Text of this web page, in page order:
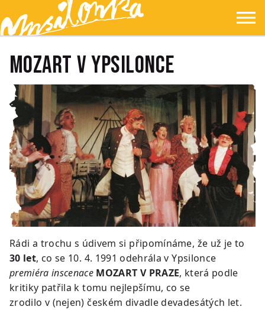
Přejít na hlavní obsah
Přejít na navigaci
Přejít na hledání
Ypsilonka ☰
MOZART V YPSILONCE
Rádi a trochu s údivem si připomínáme, že už je to
30 let, co se 10. 4. 1991 odehrála v Ypsilonce
premiéra inscenace MOZART V PRAZE, která podle
kritiky patřila k tomu nejlepšímu, co se
zrodilo v (nejen) českém divadle devadesátých let.